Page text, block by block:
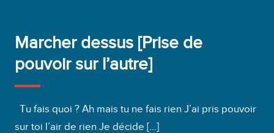
Marcher dessus [Prise de
pouvoir sur l’autre]
Tu fais quoi ? Ah mais tu ne fais rien J’ai pris pouvoir
sur toi l’air de rien Je décide […]